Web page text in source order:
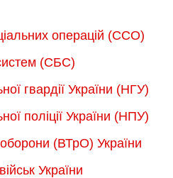
операцій (ССО)
(СБС)
гвардії України (НГУ)
поліції України (НПУ)
(ВТрО) України
України